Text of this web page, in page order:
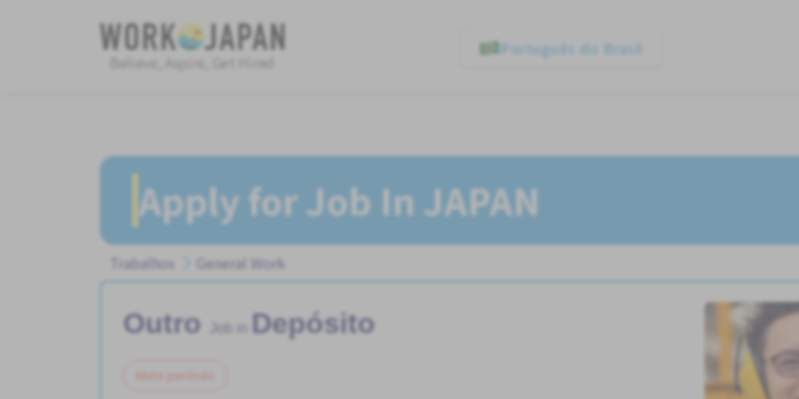
Believe, Aspire, Get Hired
Português do Brasil
Apply for Job In JAPAN
Trabalhos General Work
Outro Depósito